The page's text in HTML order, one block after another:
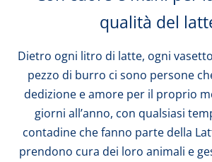
qualità del
Dietro ogni litro di latte, ogni
pezzo di burro ci sono persone
dedizione e amore per il proprio
giorni all’anno, con qualsiasi
contadine che fanno parte della
prendono cura dei loro animali e